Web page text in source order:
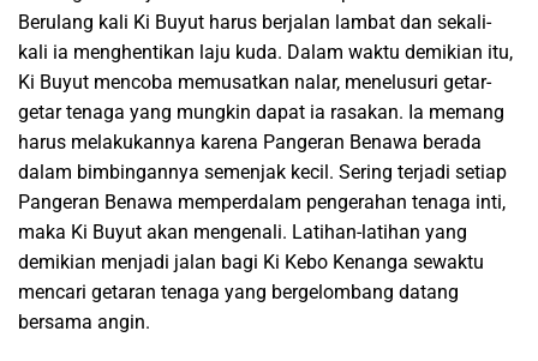
Berulang kali Ki Buyut harus berjalan lambat dan sekali-
kali ia menghentikan laju kuda. Dalam waktu demikian itu,
Ki Buyut mencoba memusatkan nalar, menelusuri getar-
getar tenaga yang mungkin dapat ia rasakan. Ia memang
harus melakukannya karena Pangeran Benawa berada
dalam bimbingannya semenjak kecil. Sering terjadi setiap
Pangeran Benawa memperdalam pengerahan tenaga inti,
maka Ki Buyut akan mengenali. Latihan-latihan yang
demikian menjadi jalan bagi Ki Kebo Kenanga sewaktu
mencari getaran tenaga yang bergelombang datang
bersama angin.